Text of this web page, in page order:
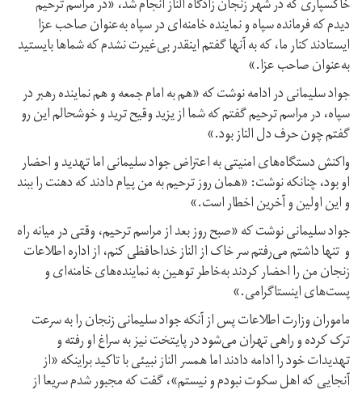
خاکسپاری که در شهر زنجان زادگاه الناز انجام شد، «در مراسم ترحیم
دیدم که فرمانده سپاه و نماینده خامنه‌ای در سپاه به‌عنوان صاحب عزا
ایستادند کنار ما، که به آنها گفتم اینقدر بی‌غیرت نشدم که شماها بایستید
به‌عنوان صاحب عزا.»
جواد سلیمانی در ادامه نوشت که «هم به امام جمعه و هم نماینده رهبر در
سپاه، در مراسم ترحیم گفتم که شما از یزید وقیح ترید و خوشحالم این رو
گفتم چون حرف دل الناز بود.»
واکنش دستگاه‌های امنیتی به اعتراض جواد سلیمانی اما تهدید و احضار
او بود، چنانکه نوشت: «همان روز ترحیم به من پیام دادند که دهنت را ببند
و این اولین و آخرین اخطار است.»
جواد سلیمانی نوشت که «صبح روز بعد از مراسم ترحیم، وقتی در میانه راه
و تنها داشتم می‌رفتم سر خاک از الناز خداحافظی کنم، از اداره اطلاعات
زنجان من را احضار کردند به‌خاطر توهین به نماینده‌های خامنه‌ای و
پست‌های اینستاگرامی.»
ماموران وزارت اطلاعات پس از آنکه جواد سلیمانی زنجان را به سرعت
ترک کرده و راهی تهران می‌شود در پایتخت نیز به سراغ او رفته و
تهدیدات خود را ادامه دادند اما همسر الناز نبیئی با تاکید براینکه «از
آنجایی که اهل سکوت نبودم و نیستم»، گفت که مجبور شدم سریعا از